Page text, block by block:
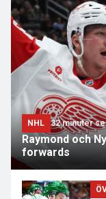
NHL 32 minuter
Raymond och
forwards